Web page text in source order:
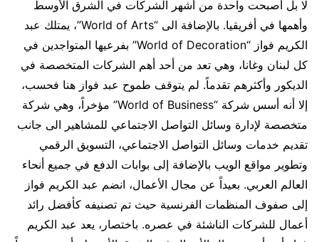
لا بل أصبحت واحدة من أشهر الشركات في الشرق الأوسط
وأهمها في أفريقيا. بالإضافة الى “World of Arts”، يمتلك عبد
الكريم فواز “World of Decoration” بفرعيها المتواجدين في
كل لبنان وغانا، وهي تعد من أحد أهم الشركات المتخصصة في
الديكور وأكثرهم تقدماً. لم يتوقف طموح عبد فواز هنا فحسب،
إلا أنه أسس شركة “World of Business” مؤخراً، وهي شركة
متخصصة لإدارة وسائل التواصل الاجتماعي للمشاهير الى جانب
تقديم خدمات وسائل التواصل الاجتماعي، التسويق الرقمي
وتطوير مواقع الويب بالإضافة إلى بوابات الدفع في جميع أنحاء
العالم العربي. بعيداً عن مجال الأعمال، انضم عبد الكريم فواز
إلى صفوف المنظمات الفرنسية حيث تم تصنيفه كأفضل رائد
أعمال للشركات الناشئة في عصره. باختصار، يعد عبد الكريم